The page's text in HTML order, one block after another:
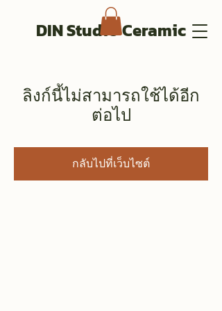
DIN Studio Ceramic
ลิงก์นี้ไม่สามารถใช้ได้อีก
ต่อไป
กลับไปที่เว็บไซต์